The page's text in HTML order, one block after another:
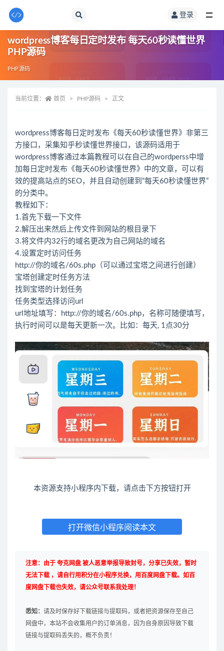
登录
wordpress博客每日定时发布 每天60秒读懂世界
PHP源码
PHP源码
当前位置： 首页 PHP源码 正文
wordpress博客每日定时发布《每天60秒读懂世界》非第三
方接口，采集知乎秒读懂世界接口，该源码适用于
wordpress博客通过本篇教程可以在自己的wordperss中增
加每日定时发布《每天60秒读懂世界》中的文章，可以有
效的提高站点的SEO，并且自动创建到“每天60秒读懂世界”
的分类中。
教程如下：
1.首先下载一下文件
2.解压出来然后上传文件到网站的根目录下
3.将文件内32行的域名更改为自己网站的域名
4.设置定时访问任务
http://你的域名/60s.php（可以通过宝塔之间进行创建）
宝塔创建定时任务方法
找到宝塔的计划任务
任务类型选择访问url
url地址填写：http://你的域名/60s.php，名称可随便填写，
本资源支持小程序内下载，请点击下方按钮打开
打开微信小程序阅读本文
注意：由于 夸克网盘 被人恶意举报导致封号，分享已失效，暂时
无法下载 ，请自行用积分在小程序兑换，用百度网盘下载。如百
度网盘下载也失效，请公众号联系我处理！
悉知： 请及时保存好下载链接与提取码，或者把资源保存至自己
网盘中，本站不会收集用户的订单消息，因为自身原因导致下载
链接与提取码丢失的，概不负责！